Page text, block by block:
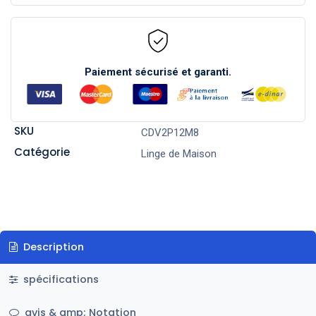
Paiement sécurisé et garanti.
SKU CDV2P12M8
Catégorie Linge de Maison
Description
spécifications
avis & amp; Notation